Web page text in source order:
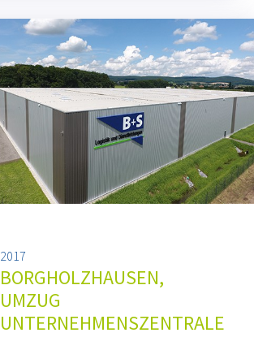
2017
BORGHOLZHAUSEN,
UMZUG
UNTERNEHMENSZENTRALE